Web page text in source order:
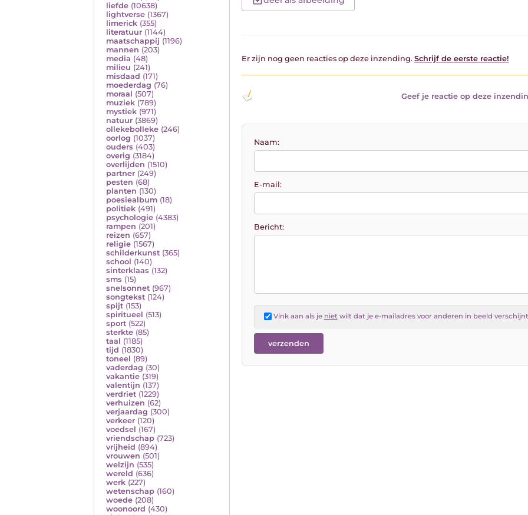
liefde (10638)
lightverse (1367)
limerick (355)
literatuur (1144)
maatschappij (1196)
mannen (203)
media (48)
milieu (241)
misdaad (171)
moederdag (76)
moraal (507)
muziek (789)
mystiek (971)
natuur (3869)
ollekebolleke (246)
oorlog (1037)
ouders (403)
overig (3184)
overlijden (1510)
partner (249)
pesten (68)
planten (130)
poesiealbum (18)
politiek (491)
psychologie (4383)
rampen (201)
reizen (657)
religie (1567)
schilderkunst (365)
school (140)
sinterklaas (132)
sms (15)
snelsonnet (967)
songtekst (124)
spijt (153)
spiritueel (513)
sport (522)
sterkte (85)
taal (1185)
tijd (1830)
toneel (89)
vaderdag (30)
vakantie (319)
valentijn (137)
verdriet (1229)
verhuizen (62)
verjaardag (300)
verkeer (120)
voedsel (167)
vriendschap (723)
vrijheid (894)
vrouwen (501)
welzijn (535)
wereld (636)
werk (227)
wetenschap (160)
woede (208)
woonoord (430)
Er zijn nog geen reacties op deze inzending. Schrijf de eerste reactie!
Geef je reactie op deze
Naam:
E-mail:
Bericht:
Vink aan als je nietwilt dat je e-mailadres voor anderen in beeld verschijnt